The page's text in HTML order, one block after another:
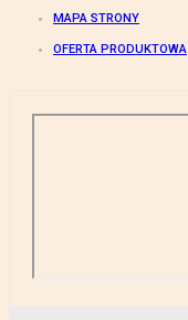
MAPA STRONY
OFERTA PRODUKTOWA